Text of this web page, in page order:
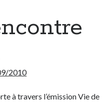
2010
à travers l’émission Vie de